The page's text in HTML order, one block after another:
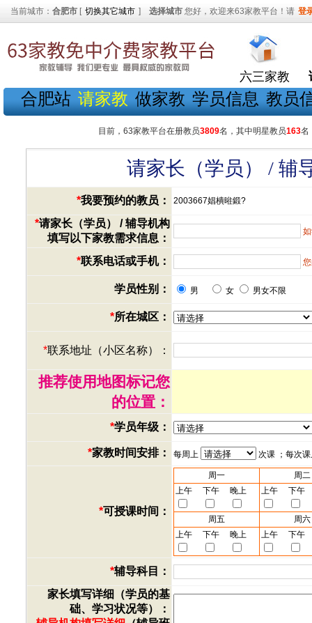
当前城市： 合肥市 [ 切换其它城市 ] 选择城市 您好，欢迎来63家教平台！请 登
六三家教
合肥站 请家教 做家教 学员信息 教员
目前，63家教平台在册教员3809名，其中明星教员163名
请家长（学员） / 辅
*我要预约的教员： 2003667娼樻暀鍛?
*请家长（学员） / 辅导机构
填写以下家教需求信息：
*联系电话或手机：
学员性别： 男 女 男女不限
*所在城区：
*联系地址（小区名称）：
推荐使用地图标记您
的位置：
*学员年级：
*家教时间安排： 每周上 次课 ；每次
*可授课时间：
周一
周二
上午
下午 晚上 上午 下午
周五
周六
上午
下午 晚上 上午 下午
*辅导科目：
家长填写详细（学员的基
础、学习状况等）：